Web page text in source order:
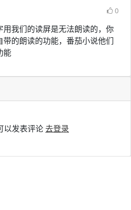
0
我们的读屏是无法朗读的，你
的朗读的功能，番茄小说他们
能
以发表评论去登录